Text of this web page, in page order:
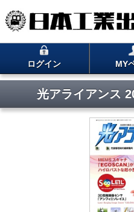
ログイン MY
光アライアンス